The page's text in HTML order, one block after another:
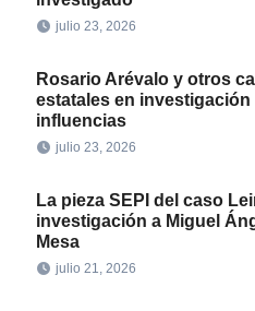
julio 23, 2026
Rosario Arévalo y otros
estatales en
influencias
julio 23, 2026
La pieza SEPI del caso
investigación a Miguel
Mesa
julio 21, 2026